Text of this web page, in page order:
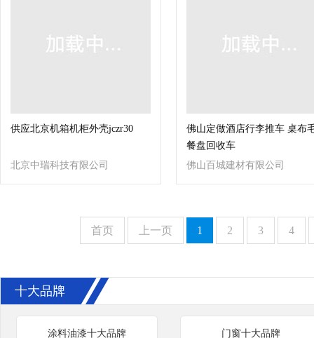
供应北京机箱机柜外壳jczr30
北京中瑞科技有限公司
佛山定做酒店行李推车 桌布
餐盘回收车
佛山百城建材有限公司
首页 上一页 1 2 3 4
十大品牌
涂料油漆十大品牌 门窗十大品牌